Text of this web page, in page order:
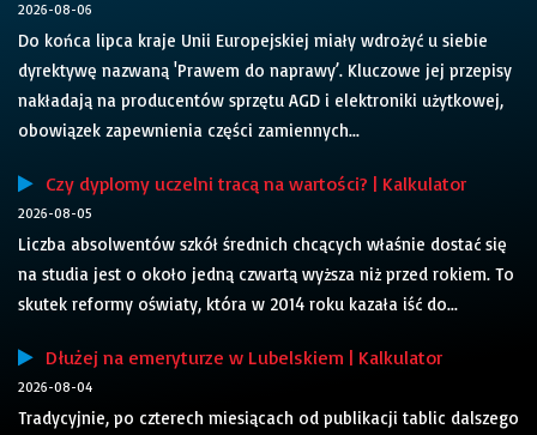
2026-08-06
Do końca lipca kraje Unii Europejskiej miały wdrożyć u siebie
dyrektywę nazwaną 'Prawem do naprawy’. Kluczowe jej przepisy
nakładają na producentów sprzętu AGD i elektroniki użytkowej,
obowiązek zapewnienia części zamiennych...
Czy dyplomy uczelni tracą na wartości? | Kalkulator
2026-08-05
Liczba absolwentów szkół średnich chcących właśnie dostać się
na studia jest o około jedną czwartą wyższa niż przed rokiem. To
skutek reformy oświaty, która w 2014 roku kazała iść do...
Dłużej na emeryturze w Lubelskiem | Kalkulator
2026-08-04
Tradycyjnie, po czterech miesiącach od publikacji tablic dalszego